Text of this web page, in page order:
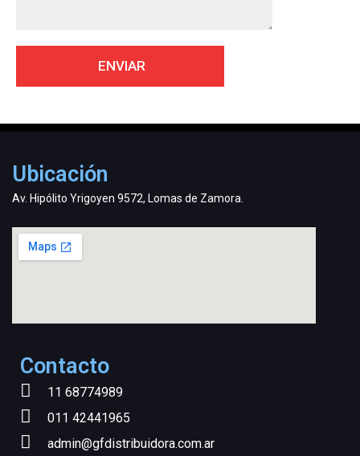
Ubicación
Av. Hipólito Yrigoyen 9572, Lomas de Zamora.
Contacto
11 68774989
011 42441965
admin@gfdistribuidora.com.ar